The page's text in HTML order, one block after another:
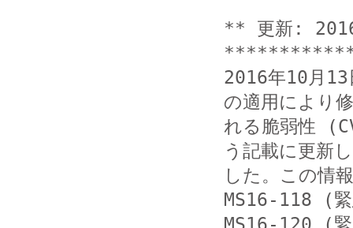
** 更新: 2016
2016年10月
の適用により
れる脆弱性
う記載に更新
した。この情
MS16-118 (